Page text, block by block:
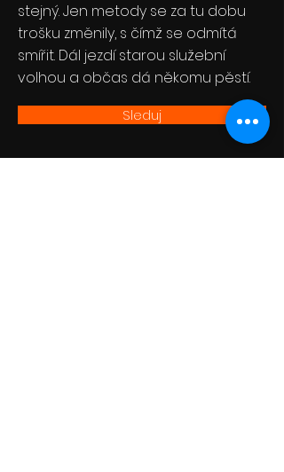
stejný. Jen metody se za tu dobu
trošku změnily, s čímž se odmítá
smířit. Dál jezdí starou služební
volhou a občas dá někomu pěstí.
Sleduj